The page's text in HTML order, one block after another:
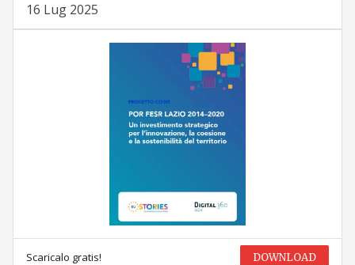
16 Lug 2025
Scaricalo gratis! DOWNLOAD